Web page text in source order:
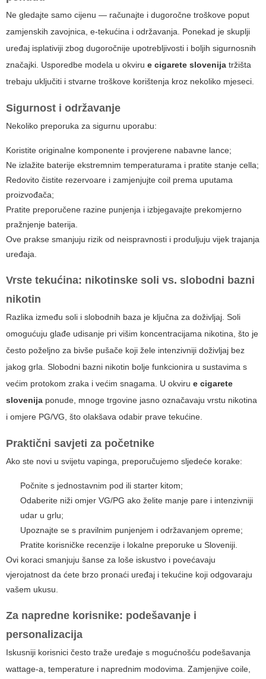
Ne gledajte samo cijenu — računajte i dugoročne troškove poput
zamjenskih zavojnica, e-tekućina i održavanja. Ponekad je skuplji
uređaj isplativiji zbog dugoročnije upotrebljivosti i boljih sigurnosnih
značajki. Usporedbe modela u okviru e cigarete slovenija tržišta
trebaju uključiti i stvarne troškove korištenja kroz nekoliko mjeseci.
Sigurnost i održavanje
Nekoliko preporuka za sigurnu uporabu:
Koristite originalne komponente i provjerene nabavne lance;
Ne izlažite baterije ekstremnim temperaturama i pratite stanje cella;
Redovito čistite rezervoare i zamjenjujte coil prema uputama
proizvođača;
Pratite preporučene razine punjenja i izbjegavajte prekomjerno
pražnjenje baterija.
Ove prakse smanjuju rizik od neispravnosti i produljuju vijek trajanja
uređaja.
Vrste tekućina: nikotinske soli vs. slobodni bazni
nikotin
Razlika između soli i slobodnih baza je ključna za doživljaj. Soli
omogućuju glađe udisanje pri višim koncentracijama nikotina, što je
često poželjno za bivše pušače koji žele intenzivniji doživljaj bez
jakog grla. Slobodni bazni nikotin bolje funkcionira u sustavima s
većim protokom zraka i većim snagama. U okviru e cigarete
slovenija ponude, mnoge trgovine jasno označavaju vrstu nikotina
i omjere PG/VG, što olakšava odabir prave tekućine.
Praktični savjeti za početnike
Ako ste novi u svijetu vapinga, preporučujemo sljedeće korake:
Počnite s jednostavnim pod ili starter kitom;
Odaberite niži omjer VG/PG ako želite manje pare i intenzivniji
udar u grlu;
Upoznajte se s pravilnim punjenjem i održavanjem opreme;
Pratite korisničke recenzije i lokalne preporuke u Sloveniji.
Ovi koraci smanjuju šanse za loše iskustvo i povećavaju
vjerojatnost da ćete brzo pronaći uređaj i tekućine koji odgovaraju
vašem ukusu.
Za napredne korisnike: podešavanje i
personalizacija
Iskusniji korisnici često traže uređaje s mogućnošću podešavanja
wattage-a, temperature i naprednim modovima. Zamjenjive coile,